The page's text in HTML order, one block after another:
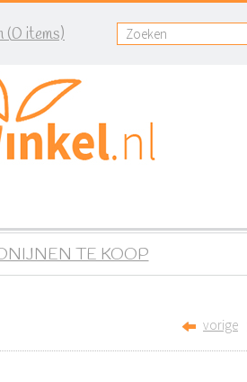
(0 items)
TE KOOP
vorige